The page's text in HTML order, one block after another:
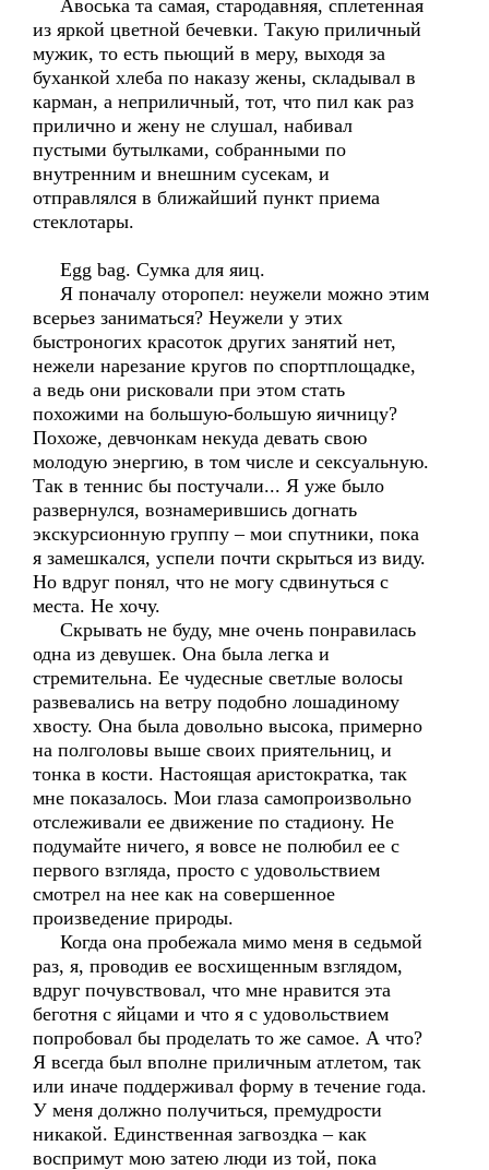
Авоська та самая, стародавняя, сплетенная
из яркой цветной бечевки. Такую приличный
мужик, то есть пьющий в меру, выходя за
буханкой хлеба по наказу жены, складывал в
карман, а неприличный, тот, что пил как раз
прилично и жену не слушал, набивал
пустыми бутылками, собранными по
внутренним и внешним сусекам, и
отправлялся в ближайший пункт приема
стеклотары.
Egg bag. Сумка для яиц.
Я поначалу оторопел: неужели можно этим
всерьез заниматься? Неужели у этих
быстроногих красоток других занятий нет,
нежели нарезание кругов по спортплощадке,
а ведь они рисковали при этом стать
похожими на большую-большую яичницу?
Похоже, девчонкам некуда девать свою
молодую энергию, в том числе и сексуальную.
Так в теннис бы постучали... Я уже было
развернулся, вознамерившись догнать
экскурсионную группу – мои спутники, пока
я замешкался, успели почти скрыться из виду.
Но вдруг понял, что не могу сдвинуться с
места. Не хочу.
Скрывать не буду, мне очень понравилась
одна из девушек. Она была легка и
стремительна. Ее чудесные светлые волосы
развевались на ветру подобно лошадиному
хвосту. Она была довольно высока, примерно
на полголовы выше своих приятельниц, и
тонка в кости. Настоящая аристократка, так
мне показалось. Мои глаза самопроизвольно
отслеживали ее движение по стадиону. Не
подумайте ничего, я вовсе не полюбил ее с
первого взгляда, просто с удовольствием
смотрел на нее как на совершенное
произведение природы.
Когда она пробежала мимо меня в седьмой
раз, я, проводив ее восхищенным взглядом,
вдруг почувствовал, что мне нравится эта
беготня с яйцами и что я с удовольствием
попробовал бы проделать то же самое. А что?
Я всегда был вполне приличным атлетом, так
или иначе поддерживал форму в течение года.
У меня должно получиться, премудрости
никакой. Единственная загвоздка – как
воспримут мою затею люди из той, пока